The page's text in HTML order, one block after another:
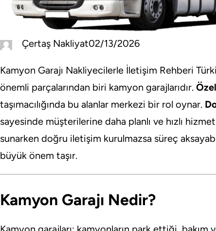
Çertaş Nakliyat02/13/2026
Kamyon Garajı Nakliyecilerle İletişim Rehberi
önemli parçalarından biri kamyon garajlarıdır.
taşımacılığında bu alanlar merkezi bir rol oynar.
sayesinde müşterilerine daha planlı ve hızlı
sunarken doğru iletişim kurulmazsa süreç
büyük önem taşır.
Kamyon Garajı Nedir?